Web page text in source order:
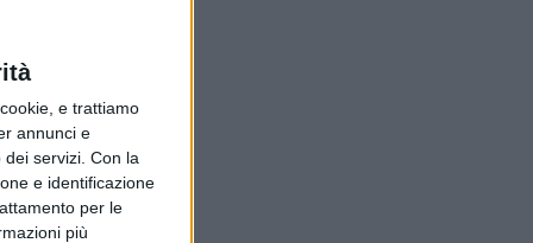
e trattiamo
annunci e
servizi. Con la
e identificazione
per le
più